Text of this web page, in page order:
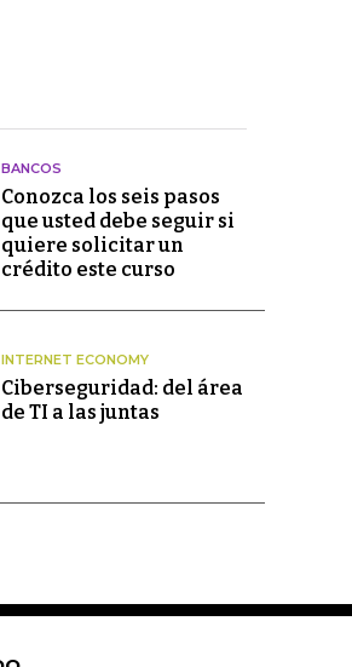
BANCOS
Conozca los seis pasos
que usted debe seguir si
quiere solicitar un
crédito este curso
INTERNET ECONOMY
Ciberseguridad: del área
de TI a las juntas